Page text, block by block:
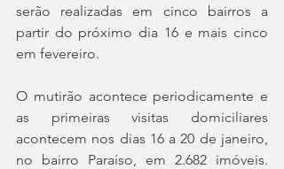
serão realizadas em cinco bairros a
partir do próximo dia 16 e mais cinco
em fevereiro.
O mutirão acontece periodicamente e
as primeiras visitas domiciliares
acontecem nos dias 16 a 20 de janeiro,
no bairro Paraíso, em 2.682 imóveis.